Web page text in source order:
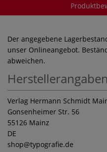
Der angegebene
unser Onlineangebot.
abweichen.
Herstellerangaben
Verlag Hermann Schmidt
Gonsenheimer Str. 56
55126 Mainz
DE
shop@typografie.de